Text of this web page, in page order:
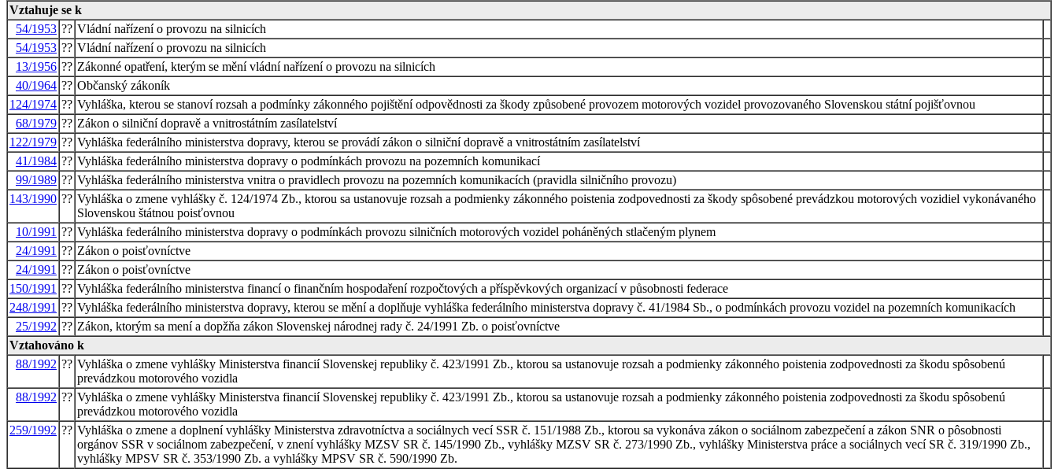
Vztahuje se k
54/1953 ?? Vládní nařízení o provozu na silnicích
54/1953 ?? Vládní nařízení o provozu na silnicích
13/1956 ?? Zákonné opatření, kterým se mění vládní nařízení o provozu na silnicích
40/1964 ?? Občanský zákoník
124/1974 ?? Vyhláška, kterou se stanoví rozsah a podmínky zákonného pojištění odpovědnosti za škody způsobené provozem motorových vozidel provozovaného Slovenskou státní pojišťovnou
68/1979 ?? Zákon o silniční dopravě a vnitrostátním zasílatelství
122/1979 ?? Vyhláška federálního ministerstva dopravy, kterou se provádí zákon o silniční dopravě a vnitrostátním zasílatelství
41/1984 ?? Vyhláška federálního ministerstva dopravy o podmínkách provozu na pozemních komunikací
99/1989 ?? Vyhláška federálního ministerstva vnitra o pravidlech provozu na pozemních komunikacích (pravidla silničního provozu)
143/1990 ?? Vyhláška o zmene vyhlášky č. 124/1974 Zb., ktorou sa ustanovuje rozsah a podmienky zákonného poistenia zodpovednosti za škody spôsobené prevádzkou motorových vozidiel vykonávaného
Slovenskou štátnou poisťovnou
10/1991 ?? Vyhláška federálního ministerstva dopravy o podmínkách provozu silničních motorových vozidel poháněných stlačeným plynem
24/1991 ?? Zákon o poisťovníctve
24/1991 ?? Zákon o poisťovníctve
150/1991 ?? Vyhláška federálního ministerstva financí o finančním hospodaření rozpočtových a příspěvkových organizací v působnosti federace
248/1991 ?? Vyhláška federálního ministerstva dopravy, kterou se mění a doplňuje vyhláška federálního ministerstva dopravy č. 41/1984 Sb., o podmínkách provozu vozidel na pozemních komunikacích
25/1992 ?? Zákon, ktorým sa mení a dopžňa zákon Slovenskej národnej rady č. 24/1991 Zb. o poisťovníctve
Vztahováno k
88/1992 ?? Vyhláška o zmene vyhlášky Ministerstva financií Slovenskej republiky č. 423/1991 Zb., ktorou sa ustanovuje rozsah a podmienky zákonného poistenia zodpovednosti za škodu spôsobenú
prevádzkou motorového vozidla
88/1992 ?? Vyhláška o zmene vyhlášky Ministerstva financií Slovenskej republiky č. 423/1991 Zb., ktorou sa ustanovuje rozsah a podmienky zákonného poistenia zodpovednosti za škodu spôsobenú
prevádzkou motorového vozidla
259/1992 ?? Vyhláška o zmene a doplnení vyhlášky Ministerstva zdravotníctva a sociálnych vecí SSR č. 151/1988 Zb., ktorou sa vykonáva zákon o sociálnom zabezpečení a zákon SNR o pôsobnosti
orgánov SSR v sociálnom zabezpečení, v znení vyhlášky MZSV SR č. 145/1990 Zb., vyhlášky MZSV SR č. 273/1990 Zb., vyhlášky Ministerstva práce a sociálnych vecí SR č. 319/1990 Zb.,
vyhlášky MPSV SR č. 353/1990 Zb. a vyhlášky MPSV SR č. 590/1990 Zb.